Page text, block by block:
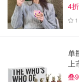
到今天，SABON
纽约到东京，阿姆
4
1
单
上
叠